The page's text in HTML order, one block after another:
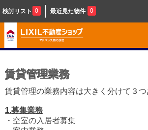
検討リスト 0 最近見た物件 0
賃貸管理業務
賃貸管理の業務内容は大きく分けて３つ
1.募集業務
・空室の入居者募集